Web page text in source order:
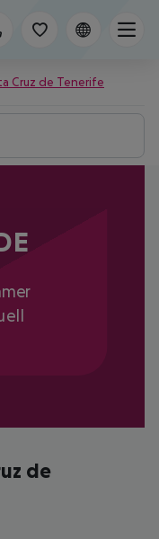
Cruz de Tenerife
de